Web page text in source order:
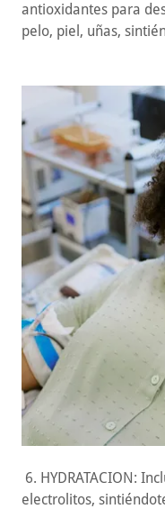
antioxidantes para
pelo, piel, uñas,
6. HYDRATACION:
electrolitos,